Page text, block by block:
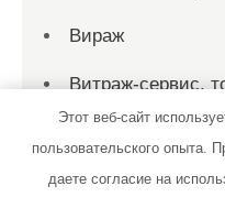
Вираж
Витраж-сервис,
компания
Владыкинские
Этот веб-сайт
пользовательского опыта.
даете согласие на